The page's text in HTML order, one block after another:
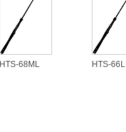
HTS-68ML HTS-66L